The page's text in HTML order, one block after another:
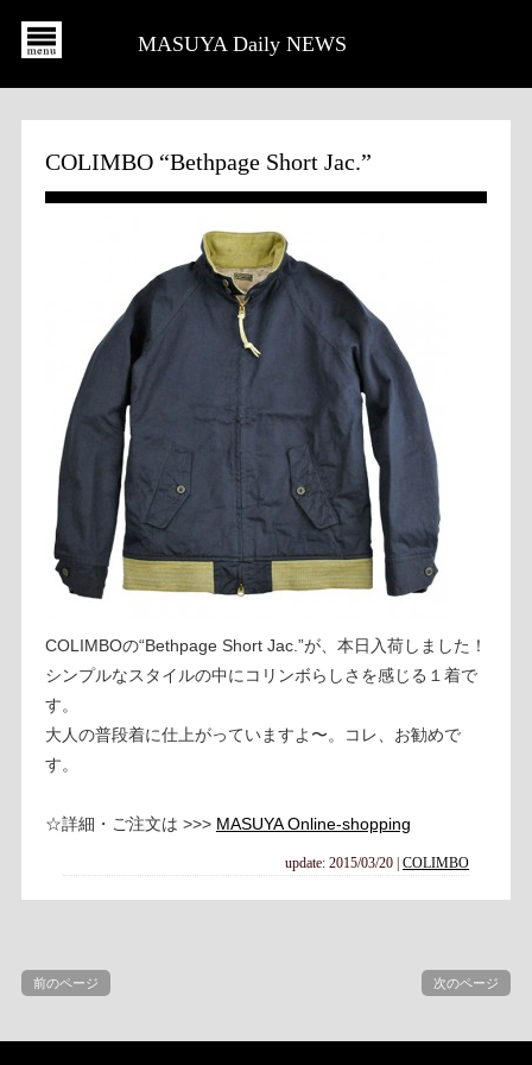
MASUYA Daily NEWS
COLIMBO “Bethpage Short Jac.”
COLIMBOの“Bethpage Short Jac.”が、本日入荷しました！
シンプルなスタイルの中にコリンボらしさを感じる１着で
す。
大人の普段着に仕上がっていますよ〜。コレ、お勧めで
す。
☆詳細・ご注文は >>> MASUYA Online-shopping
update: 2015/03/20 |COLIMBO
前のページ 次のページ